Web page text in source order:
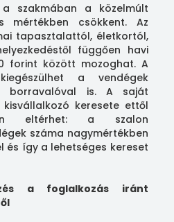
szakmában a közelmúlt
mértékben csökkent. Az
tapasztalattól, életkortól,
függően havi
forint között mozoghat. A
a vendégek
borravalóval is. A saját
keresete ettől
eltérhet: a szalon
száma nagymértékben
és így a lehetséges kereset
a foglalkozás iránt